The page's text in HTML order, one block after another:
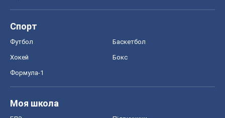
Спорт
Футбол Баскетбол
Хокей Бокс
Формула-1
Моя школа